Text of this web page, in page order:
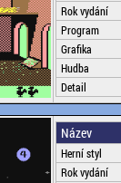
Rok vydání
Program
Grafika
Hudba
Detail
Název
Herní styl
Rok vydání